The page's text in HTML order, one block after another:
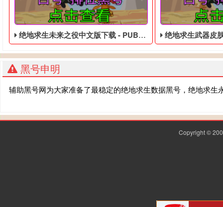
绝地求生未来之役中文版下载 - PUBG免费的皮肤白号 绝地求生武器皮肤价格
黑号申明
辅助黑号网为大家准备了最稳定的绝地求生数据黑号，绝地求
Copyright ©